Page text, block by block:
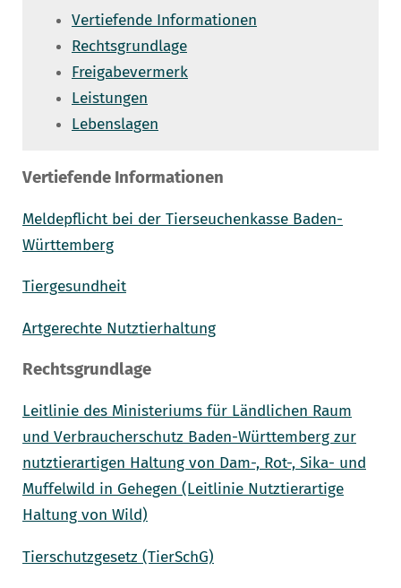
Vertiefende Informationen
Rechtsgrundlage
Freigabevermerk
Leistungen
Lebenslagen
Vertiefende Informationen
Meldepflicht bei der Tierseuchenkasse Baden-
Württemberg
Tiergesundheit
Artgerechte Nutztierhaltung
Rechtsgrundlage
Leitlinie des Ministeriums für Ländlichen Raum
und Verbraucherschutz Baden-Württemberg zur
nutztierartigen Haltung von Dam-, Rot-, Sika- und
Muffelwild in Gehegen (Leitlinie Nutztierartige
Haltung von Wild)
Tierschutzgesetz (TierSchG)